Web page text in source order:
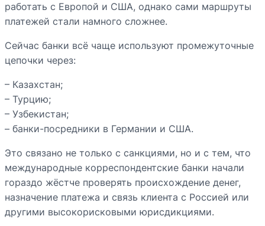
работать с Европой и США, однако сами маршруты
платежей стали намного сложнее.
Сейчас банки всё чаще используют промежуточные
цепочки через:
– Казахстан;
– Турцию;
– Узбекистан;
– банки-посредники в Германии и США.
Это связано не только с санкциями, но и с тем, что
международные корреспондентские банки начали
гораздо жёстче проверять происхождение денег,
назначение платежа и связь клиента с Россией или
другими высокорисковыми юрисдикциями.